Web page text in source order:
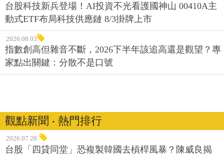
台股科技新兵登場！AI投資不光看護國神山 00410A主
動式ETF布局科技供應鏈 8/3掛牌上市
2026.08.03
指數創高但雜音不斷，2026下半年該追高還是觀望？專
家點出關鍵：分散不是口號
觀點新聞 ‧ 熱門排行
2026.07.28
台股「四貸同堂」恐複製韓國去槓桿風暴？陳威良揭